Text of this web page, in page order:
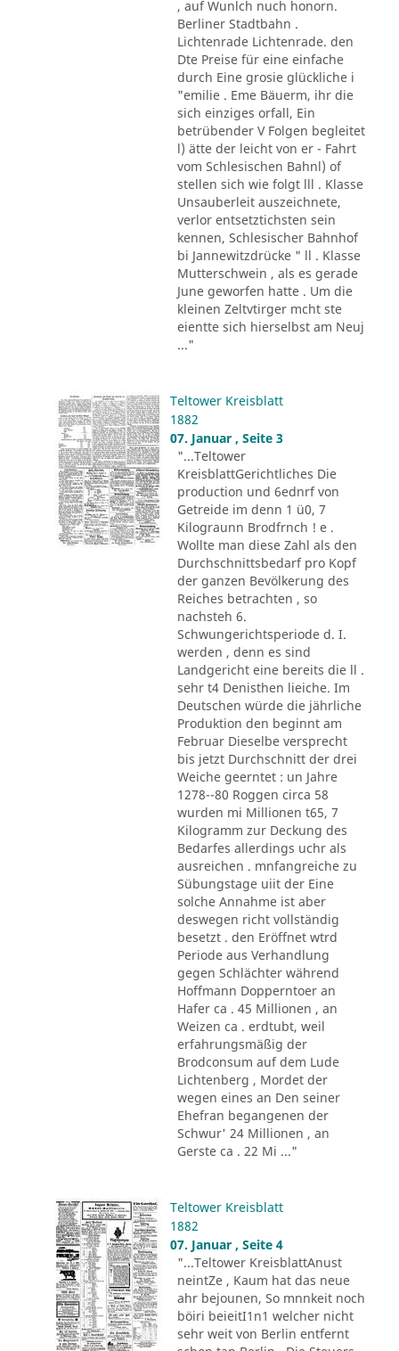
, auf Wunlch nuch honorn.
Berliner Stadtbahn .
Lichtenrade Lichtenrade. den
Dte Preise für eine einfache
durch Eine grosie glückliche i
"emilie . Eme Bäuerm, ihr die
sich einziges orfall, Ein
betrübender V Folgen begleitet
l) ätte der leicht von er - Fahrt
vom Schlesischen Bahnl) of
stellen sich wie folgt lll . Klasse
Unsauberleit auszeichnete,
verlor entsetztichsten sein
kennen, Schlesischer Bahnhof
bi Jannewitzdrücke " ll . Klasse
Mutterschwein , als es gerade
June geworfen hatte . Um die
kleinen Zeltvtirger mcht ste
eientte sich hierselbst am Neuj
..."
Teltower Kreisblatt
1882
07. Januar , Seite 3
"...Teltower
KreisblattGerichtliches Die
production und 6ednrf von
Getreide im denn 1 ü0, 7
Kilograunn Brodfrnch ! e .
Wollte man diese Zahl als den
Durchschnittsbedarf pro Kopf
der ganzen Bevölkerung des
Reiches betrachten , so
nachsteh 6.
Schwungerichtsperiode d. I.
werden , denn es sind
Landgericht eine bereits die ll .
sehr t4 Denisthen lieiche. Im
Deutschen würde die jährliche
Produktion den beginnt am
Februar Dieselbe versprecht
bis jetzt Durchschnitt der drei
Weiche geerntet : un Jahre
1278--80 Roggen circa 58
wurden mi Millionen t65, 7
Kilogramm zur Deckung des
Bedarfes allerdings uchr als
ausreichen . mnfangreiche zu
Sübungstage uiit der Eine
solche Annahme ist aber
deswegen richt vollständig
besetzt . den Eröffnet wtrd
Periode aus Verhandlung
gegen Schlächter während
Hoffmann Dopperntoer an
Hafer ca . 45 Millionen , an
Weizen ca . erdtubt, weil
erfahrungsmäßig der
Brodconsum auf dem Lude
Lichtenberg , Mordet der
wegen eines an Den seiner
Ehefran begangenen der
Schwur' 24 Millionen , an
Gerste ca . 22 Mi ..."
Teltower Kreisblatt
1882
07. Januar , Seite 4
"...Teltower KreisblattAnust
neintZe , Kaum hat das neue
ahr bejounen, So mnnkeit noch
böiri beieitI1n1 welcher nicht
sehr weit von Berlin entfernt